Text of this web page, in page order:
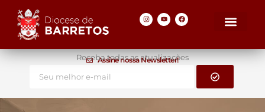
Assine nossa Newsletter!
Receba todas as atualizações